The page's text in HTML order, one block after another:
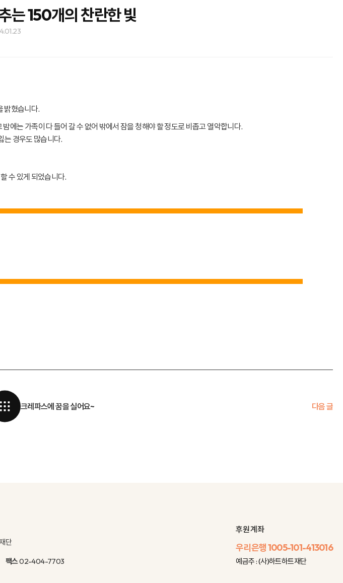
는 150개의 찬란한 빛
밝혔습니다.
에는 가족이 다 들어 갈 수 없어 밖에서 잠을 청해야 할 정도로 비좁고 열악합니다.
는 경우도 많습니다.
수 있게 되었습니다.
크레파스에 꿈을 실어요~ 다음 글
단
팩스02-404-7703
후원 계좌
우리은행1005-101-413016
예금주 : (사)하트하트재단